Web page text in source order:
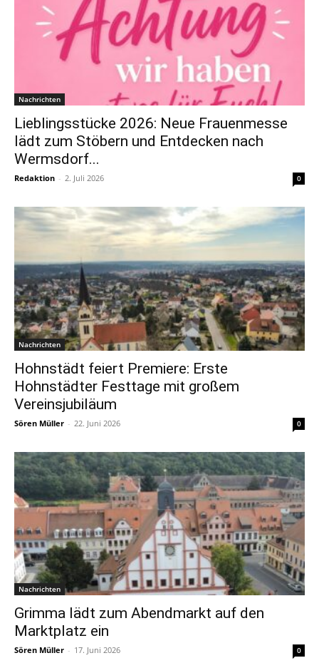
Nachrichten
Lieblingsstücke 2026: Neue Frauenmesse
lädt zum Stöbern und Entdecken nach
Wermsdorf...
Redaktion - 2. Juli 2026 0
Nachrichten
Hohnstädt feiert Premiere: Erste
Hohnstädter Festtage mit großem
Vereinsjubiläum
Sören Müller - 22. Juni 2026 0
Nachrichten
Grimma lädt zum Abendmarkt auf den
Marktplatz ein
Sören Müller - 17. Juni 2026 0